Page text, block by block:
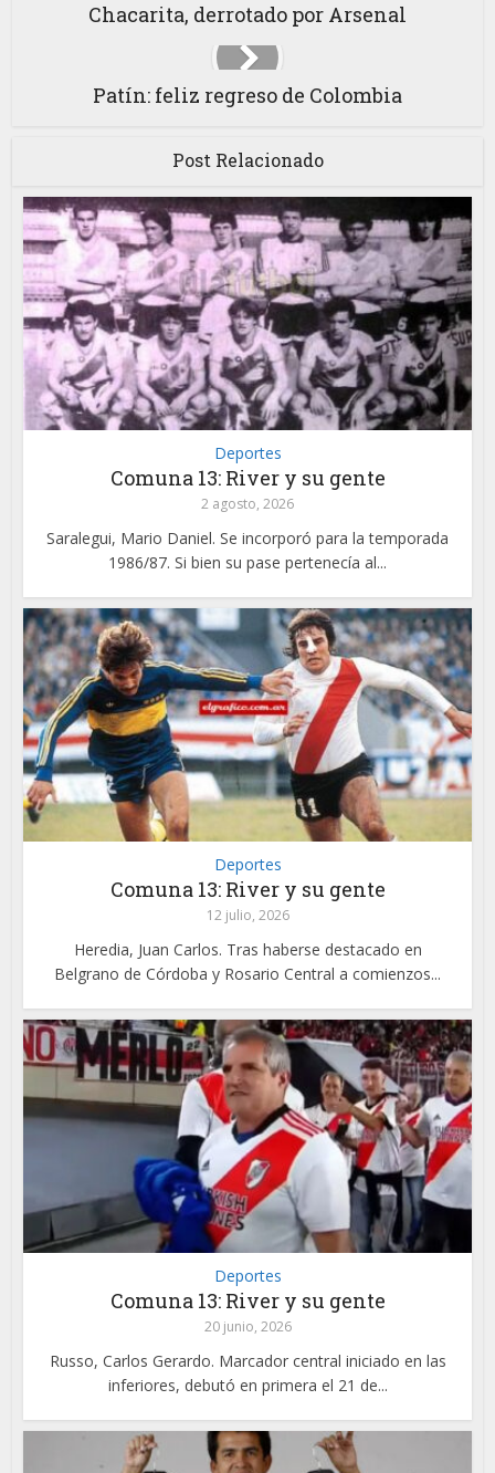
Chacarita, derrotado por Arsenal
Patín: feliz regreso de Colombia
Post Relacionado
Deportes
Comuna 13: River y su gente
2 agosto, 2026
Saralegui, Mario Daniel. Se incorporó para la temporada
1986/87. Si bien su pase pertenecía al...
Deportes
Comuna 13: River y su gente
12 julio, 2026
Heredia, Juan Carlos. Tras haberse destacado en
Belgrano de Córdoba y Rosario Central a comienzos...
Deportes
Comuna 13: River y su gente
20 junio, 2026
Russo, Carlos Gerardo. Marcador central iniciado en las
inferiores, debutó en primera el 21 de...